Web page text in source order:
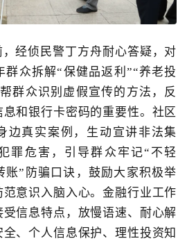
经侦民警丁方舟耐心答疑，对
群众拆解“保健品返利”“养老投
群众识别虚假宣传的方法，反
和银行卡密码的重要性。社区
边真实案例，生动宣讲非法集
罪危害，引导群众牢记“不轻
账”防骗口诀，鼓励大家积极举
意识入脑入心。金融行业工作
受信息特点，放慢语速、耐心解
、个人信息保护、理性投资知